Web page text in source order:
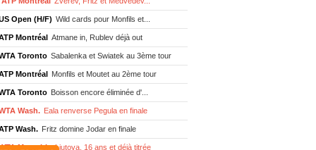
Open (H/F) Wild cards pour Monfils et...
Montréal Atmane in, Rublev déjà out
Toronto Sabalenka et Swiatek au 3ème tour
Montréal Monfils et Moutet au 2ème tour
Toronto Boisson encore éliminée d'...
Wash. Eala renverse Pegula en finale
Wash. Fritz domine Jodar en finale
Memphis Liutova, 16 ans et déjà titrée